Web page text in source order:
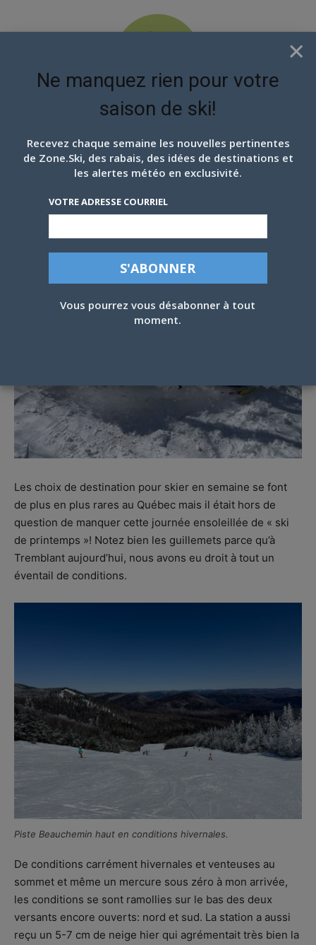
EN ATTENDANT LES
EN IMAGES: TREMBLANT,
17 AVRIL 2025
Les choix de destination pour skier en semaine se font
de plus en plus rares au Québec mais il était hors de
question de manquer cette journée ensoleillée de « ski
de printemps »! Notez bien les guillemets parce qu’à
Tremblant aujourd’hui, nous avons eu droit à tout un
éventail de conditions.
Piste Beauchemin haut en conditions hivernales.
De conditions carrément hivernales et venteuses au
sommet et même un mercure sous zéro à mon arrivée,
les conditions se sont ramollies sur le bas des deux
versants encore ouverts: nord et sud. La station a aussi
reçu un 5-7 cm de neige hier qui agrémentait très bien la
×
Ne manquez rien pour votre
saison de ski!
Recevez chaque semaine les nouvelles pertinentes
de Zone.Ski, des rabais, des idées de destinations et
les alertes météo en exclusivité.
VOTRE ADRESSE COURRIEL
Vous pourrez vous désabonner à tout
moment.